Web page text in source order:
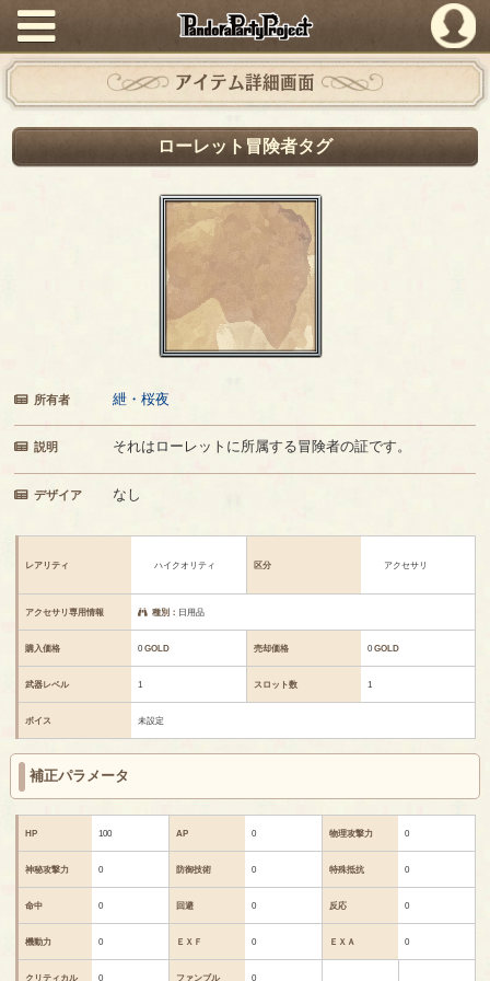
PandoraPartyProject
アイテム詳細画面
ローレット冒険者タグ
所有者 紲・桜夜
説明 それはローレットに所属する冒険者の証です。
デザイア なし
レアリティ ハイクオリティ 区分 アクセサリ
アクセサリ専用情報 種別： 日用品
購入価格 0GOLD 売却価格 0GOLD
武器レベル 1 スロット数 1
ボイス 未設定
補正パラメータ
HP 100 AP 0 物理攻撃力 0
神秘攻撃力 0 防御技術 0 特殊抵抗 0
命中 0 回避 0 反応 0
機動力 0 ＥＸＦ 0 ＥＸＡ 0
クリティカル 0 ファンブル 0